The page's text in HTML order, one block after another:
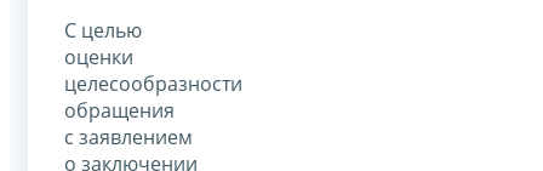
С целью
оценки
целесообразности
обращения
с заявлением
о заключении